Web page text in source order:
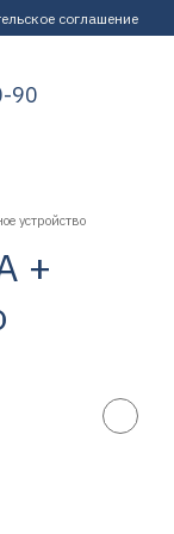
соглашение
90
устройство
+